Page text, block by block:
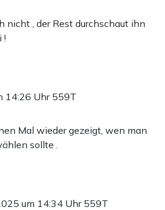
nicht , der Rest durchschaut ihn
!
14:26 Uhr 559T
Mal wieder gezeigt, wen man
sollte .
um 14:34 Uhr 559T